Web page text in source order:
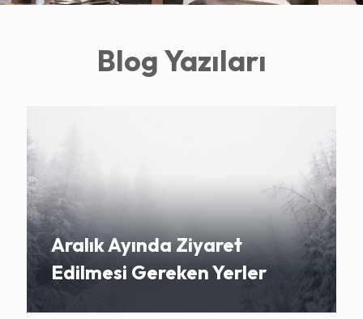
Blog Yazıları
Aralık Ayında Ziyaret
Edilmesi Gereken Yerler